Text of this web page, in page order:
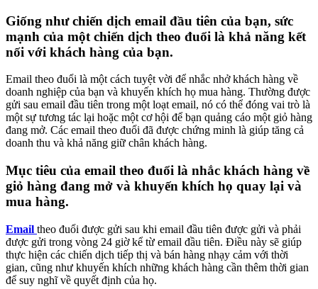
Giống như chiến dịch email đầu tiên của bạn, sức
mạnh của một chiến dịch theo đuổi là khả năng kết
nối với khách hàng của bạn.
Email theo đuổi là một cách tuyệt vời để nhắc nhở khách hàng về
doanh nghiệp của bạn và khuyến khích họ mua hàng. Thường được
gửi sau email đầu tiên trong một loạt email, nó có thể đóng vai trò là
một sự tương tác lại hoặc một cơ hội để bạn quảng cáo một giỏ hàng
đang mở. Các email theo đuổi đã được chứng minh là giúp tăng cả
doanh thu và khả năng giữ chân khách hàng.
Mục tiêu của email theo đuổi là nhắc khách hàng về
giỏ hàng đang mở và khuyến khích họ quay lại và
mua hàng.
Email theo đuổi được gửi sau khi email đầu tiên được gửi và phải
được gửi trong vòng 24 giờ kể từ email đầu tiên. Điều này sẽ giúp
thực hiện các chiến dịch tiếp thị và bán hàng nhạy cảm với thời
gian, cũng như khuyến khích những khách hàng cần thêm thời gian
để suy nghĩ về quyết định của họ.